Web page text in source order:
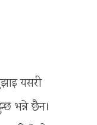
यसरी
भन्ने छैन।